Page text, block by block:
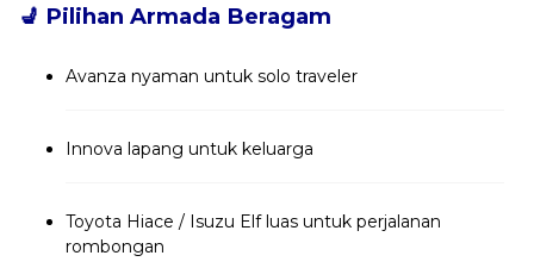
💺 Pilihan Armada Beragam
Avanza nyaman untuk solo traveler
Innova lapang untuk keluarga
Toyota Hiace / Isuzu Elf luas untuk perjalanan
rombongan